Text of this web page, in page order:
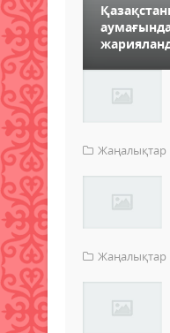
Жаңалықтар
Жаңалықтар